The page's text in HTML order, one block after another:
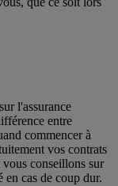
l'assurance
entre
commencer à
vos contrats
conseillons sur
en cas de coup dur.